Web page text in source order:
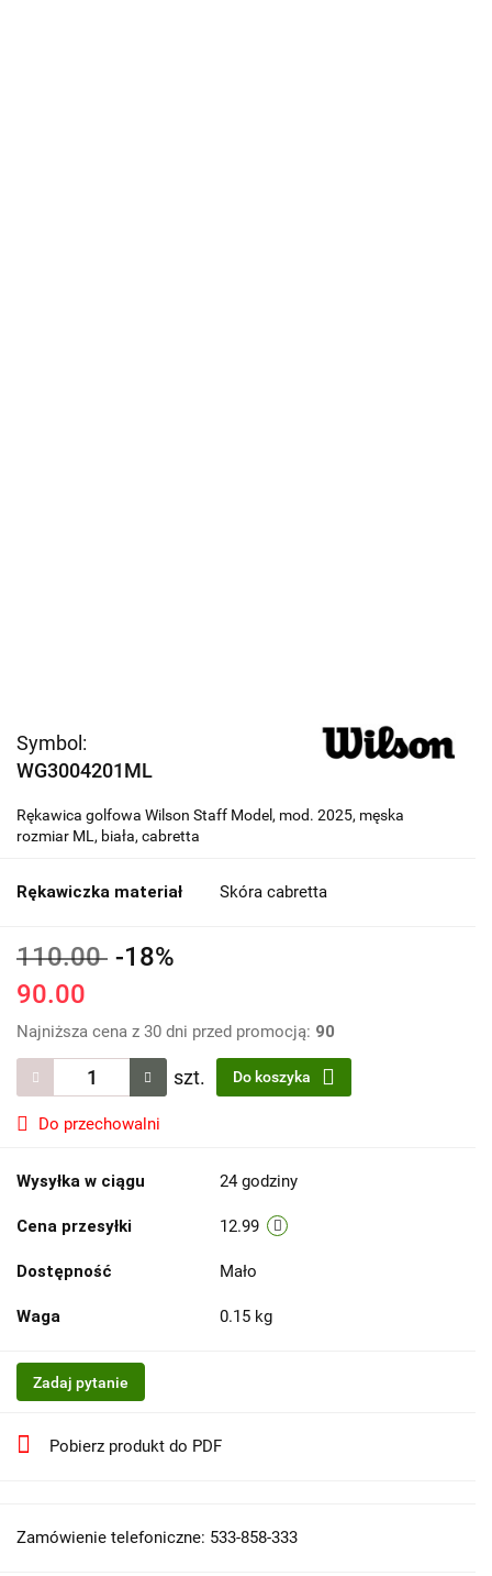
Symbol:
WG3004201ML
Rękawica golfowa Wilson Staff Model, mod. 2025, męska
rozmiar ML, biała, cabretta
Rękawiczka materiał Skóra cabretta
110.00 -18%
90.00
Najniższa cena z 30 dni przed promocją: 90
szt. Do koszyka
Do przechowalni
Wysyłka w ciągu 24 godziny
Cena przesyłki 12.99
Dostępność Mało
Waga 0.15 kg
Zadaj pytanie
Pobierz produkt do PDF
Zamówienie telefoniczne: 533-858-333